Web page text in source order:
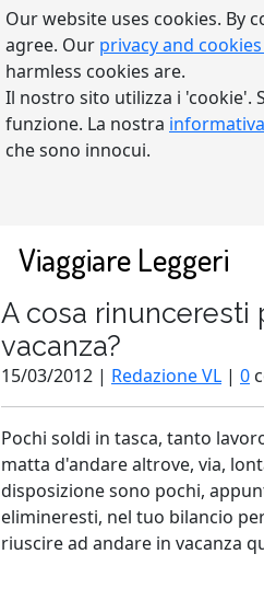
Our website uses cookies. By
agree. Our privacy and
harmless cookies are.
Il nostro sito utilizza i 'cookie'.
funzione. La nostra
che sono innocui.
Viaggiare Leggeri
A cosa rinunceresti
vacanza?
15/03/2012 | Redazione VL | 0
Pochi soldi in tasca, tanto
matta d'andare altrove, via,
disposizione sono pochi,
elimineresti, nel tuo bilancio
riuscire ad andare in vacanza